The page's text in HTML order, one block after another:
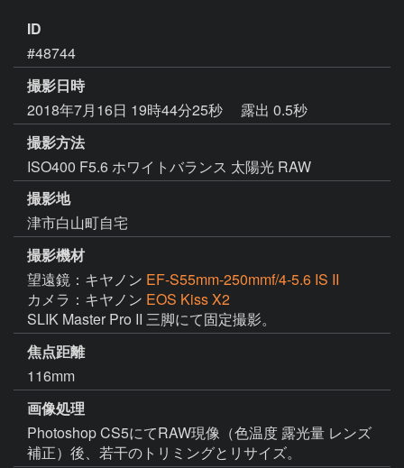
ID
#48744
撮影日時
2018年7月16日 19時44分25秒
露出 0.5秒
撮影方法
ISO400 F5.6 ホワイトバランス 太陽光 RAW
撮影地
津市白山町自宅
撮影機材
望遠鏡：キヤノン EF-S55mm-250mmf/4-5.6 IS II
カメラ：キヤノン EOS Kiss X2
SLIK Master Pro II 三脚にて固定撮影。
焦点距離
116mm
画像処理
Photoshop CS5にてRAW現像（色温度 露光量 レンズ
補正）後、若干のトリミングとリサイズ。